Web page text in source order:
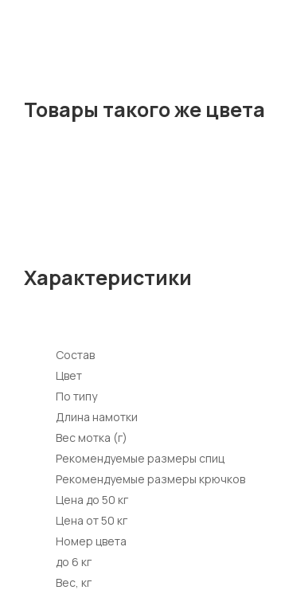
Товары такого же цвета
Характеристики
Состав
Цвет
По типу
Длина намотки
Вес мотка (г)
Рекомендуемые размеры спиц
Рекомендуемые размеры крючков
Цена до 50 кг
Цена от 50 кг
Номер цвета
до 6 кг
Вес, кг